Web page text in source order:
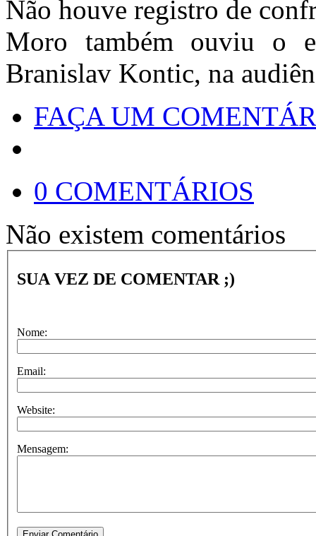
Não houve registro de
Moro também ouviu o
Branislav Kontic, na
FAÇA UM
0 COMENTÁRIOS
Não existem comentários
SUA VEZ DE COMENTAR ;)
Nome:
Email:
Website:
Mensagem: